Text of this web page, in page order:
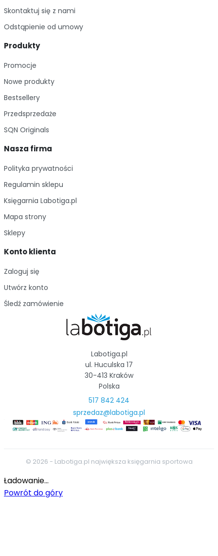
Skontaktuj się z nami
Odstąpienie od umowy
Produkty
Promocje
Nowe produkty
Bestsellery
Przedsprzedaże
SQN Originals
Nasza firma
Polityka prywatności
Regulamin sklepu
Księgarnia Labotiga.pl
Mapa strony
Sklepy
Konto klienta
Zaloguj się
Utwórz konto
Śledź zamówienie
Labotiga.pl
ul. Huculska 17
30-413 Kraków
Polska
517 842 424
sprzedaz@labotiga.pl
© 2026 - Labotiga.pl największa księgarnia sportowa
Ładowanie...
Powrót do góry